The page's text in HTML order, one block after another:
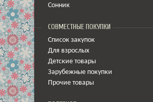
Сонник
СОВМЕСТНЫЕ ПОКУПКИ
Список закупок
Для взрослых
Детские товары
Зарубежные покупки
Прочие товары